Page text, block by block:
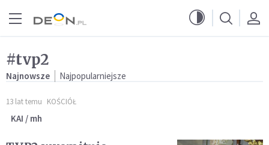
#tvp2
Najnowsze Najpopularniejsze
13 lat temu KOŚCIÓŁ
KAI / mh